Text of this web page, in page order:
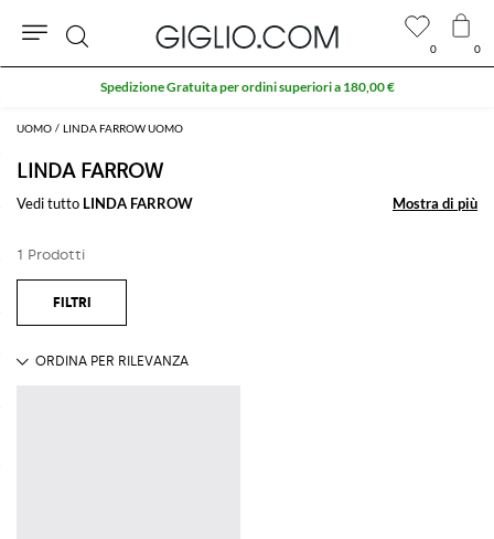
UOMO LINDA FARROW UOMO
LINDA FARROW
Vedi tutto LINDA FARROW Mostra di più
Mostra di più
1 Prodotti
0 0
Cerca
Spedizione Gratuita per ordini superiori a 180,00 €